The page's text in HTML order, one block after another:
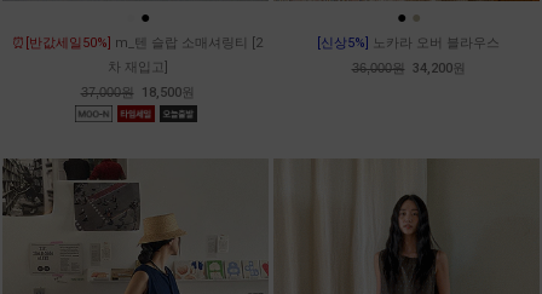
●
⏰[반값세일50%] m_텐 슬랍 소매셔링티 [2
차 재입고]
37,000원 18,500원
● ●
[신상5%] 노카라 오버 블라우스
36,000원 34,200원